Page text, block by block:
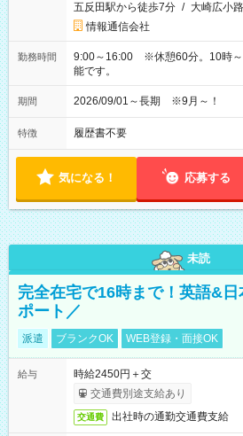
五反田駅から徒歩7分 / 大崎広小
情報通信会社
勤務時間
9:00～16:00 ※休憩60分。10時～
能です。
期間 2026/09/01～長期 ※9月～！
特徴 履歴書不要
気になる！ 応募する
未読
完全在宅で16時まで！英語&
ポート／
派遣 ブランクOK WEB登録・面接OK
給与
時給2450円＋交
交通費別途支給あり
交通費 出社時の通勤交通費支給